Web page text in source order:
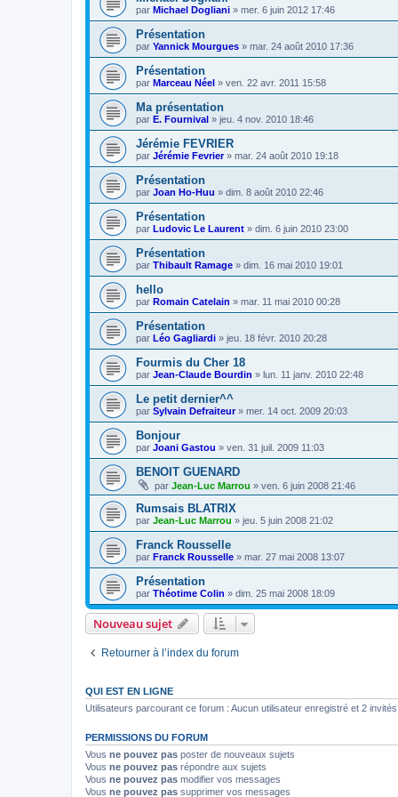
par Michael Dogliani » mer. 6 juin 2012 17:46
Présentation
par Yannick Mourgues » mar. 24 août 2010 17:36
Présentation
par Marceau Néel » ven. 22 avr. 2011 15:58
Ma présentation
par E. Fournival » jeu. 4 nov. 2010 18:46
Jérémie FEVRIER
par Jérémie Fevrier» mar. 24 août 2010 19:18
Présentation
par Joan Ho-Huu » dim. 8 août 2010 22:46
Présentation
par Ludovic Le Laurent » dim. 6 juin 2010 23:00
Présentation
par Thibault Ramage » dim. 16 mai 2010 19:01
hello
par Romain Catelain » mar. 11 mai 2010 00:28
Présentation
par Léo Gagliardi » jeu. 18 févr. 2010 20:28
Fourmis du Cher 18
par Jean-Claude Bourdin » lun. 11 janv. 2010 22:48
Le petit dernier^^
par Sylvain Defraiteur» mer. 14 oct. 2009 20:03
Bonjour
par Joani Gastou » ven. 31 juil. 2009 11:03
BENOIT GUENARD
par Jean-Luc Marrou » ven. 6 juin 2008 21:46
Rumsais BLATRIX
par Jean-Luc Marrou » jeu. 5 juin 2008 21:02
Franck Rousselle
par Franck Rousselle » mar. 27 mai 2008 13:07
Présentation
par Théotime Colin » dim. 25 mai 2008 18:09
Nouveau sujet
Retourner à l’index du forum
QUI EST EN LIGNE
Utilisateurs parcourant ce forum : Aucun utilisateur enregistré et 2 invités
PERMISSIONS DU FORUM
Vous ne pouvez pas poster de nouveaux sujets
Vous ne pouvez pas répondre aux sujets
Vous ne pouvez pas modifier vos messages
Vous ne pouvez pas supprimer vos messages